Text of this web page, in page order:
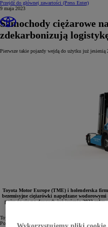
Przejdź do głównej zawartości (Press Enter)
9 maja 2023
Samochody ciężarowe
zdekarbonizują
Pierwsze takie pojazdy wejdą do użytku już jesienią
Toyota Motor Europe (TME) i holenderska
bezemisyjne ciężarówki napędzane
pojawią się na drogach już jesienią 2023
Toyota od lat dąży do dekarbonizacji transportu
Pomogą w tym wodorowe ciężarówki, które będą